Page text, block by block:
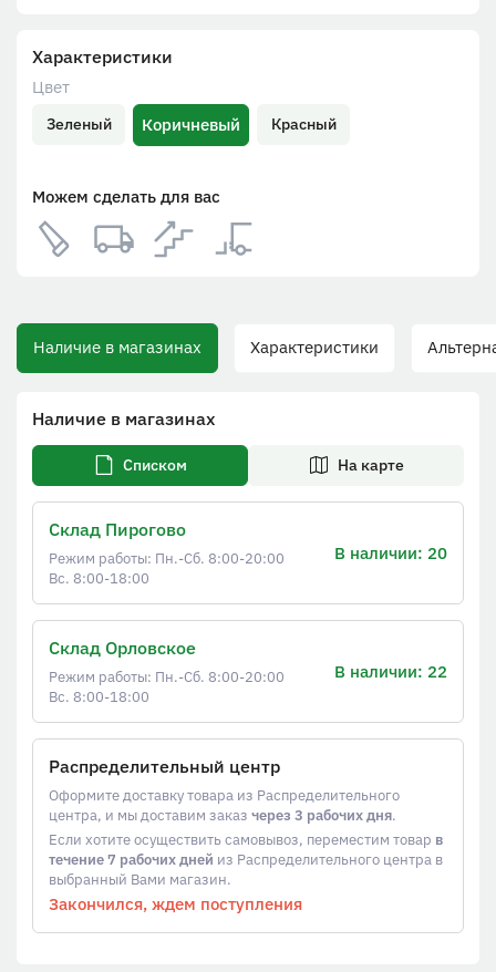
Характеристики
Цвет
Зеленый Коричневый Красный
Можем сделать для вас
Наличие в магазинах Характеристики
Наличие в магазинах
Списком На карте
Склад Пирогово
Режим работы: Пн.-Сб. 8:00-20:00
Вс. 8:00-18:00
В наличии: 20
Склад Орловское
Режим работы: Пн.-Сб. 8:00-20:00
Вс. 8:00-18:00
В наличии: 22
Распределительный центр
Оформите доставку товара из Распределительного
центра, и мы доставим заказ через 3 рабочих дня.
Если хотите осуществить самовывоз, переместим товар в
течение 7 рабочих дней из Распределительного центра в
выбранный Вами магазин.
Закончился, ждем поступления